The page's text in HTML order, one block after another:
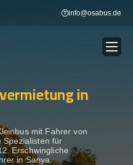
info@osabus.de
Show dropdown
in
mit Fahrer von
Spezialisten für
Erschwingliche
in Sanya.